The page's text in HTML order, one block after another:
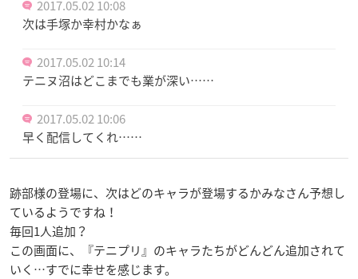
2017.05.02 10:08
次は手塚か幸村かなぁ
2017.05.02 10:14
テニヌ沼はどこまでも業が深い……
2017.05.02 10:06
早く配信してくれ……
跡部様の登場に、次はどのキャラが登場するかみなさん予想し
ているようですね！
毎回1人追加？
この画面に、『テニプリ』のキャラたちがどんどん追加されて
いく…すでに幸せを感じます。